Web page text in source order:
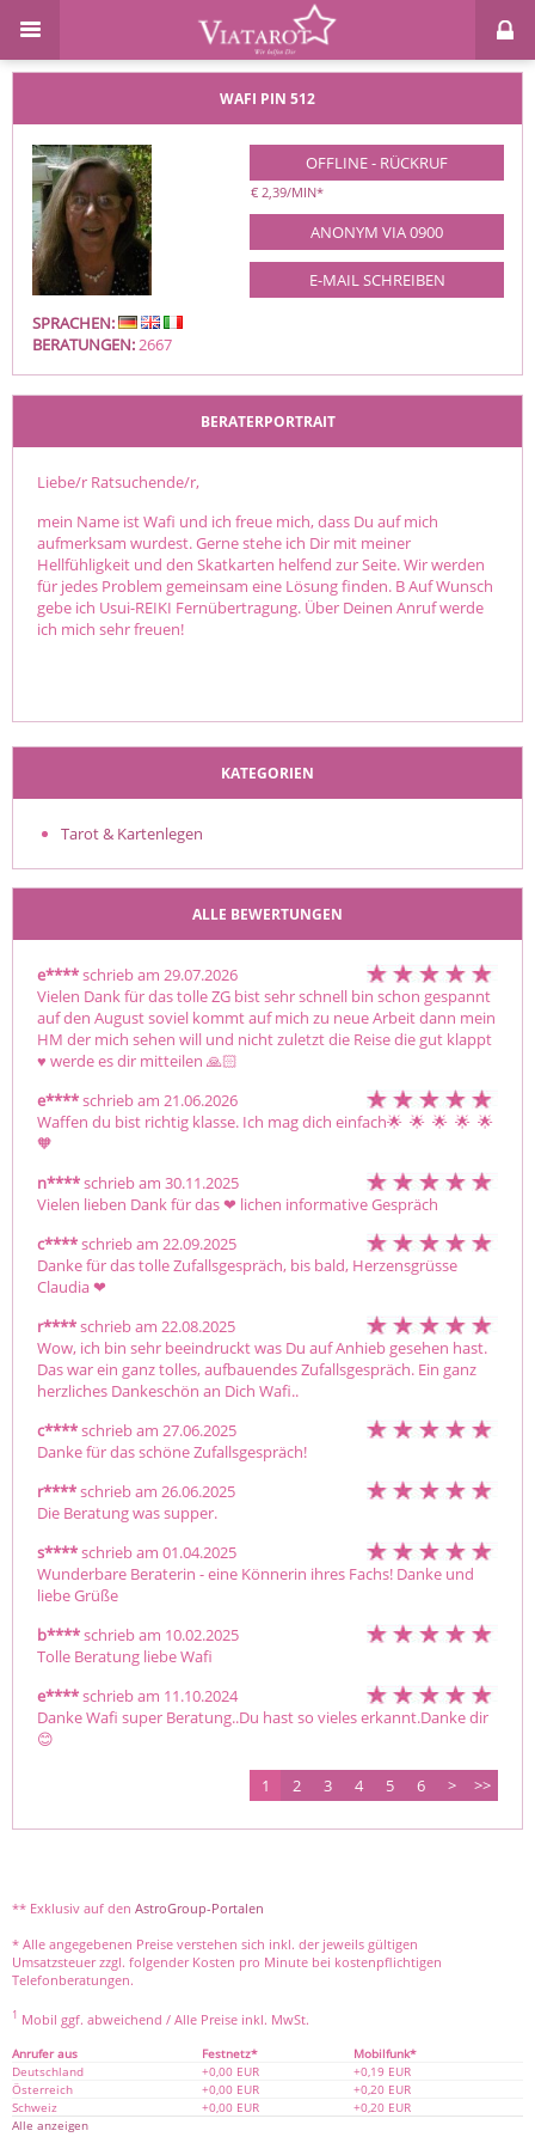
SPRACHEN:
BERATUNGEN: 2667
WAFI PIN 512
OFFLINE - RÜCKRUF
€ 2,39/MIN*
ANONYM VIA 0900
E-MAIL SCHREIBEN
BERATERPORTRAIT
Liebe/r Ratsuchende/r,
mein Name ist Wafi und ich freue mich, dass Du auf mich
aufmerksam wurdest. Gerne stehe ich Dir mit meiner
Hellfühligkeit und den Skatkarten helfend zur Seite. Wir werden
für jedes Problem gemeinsam eine Lösung finden. B Auf Wunsch
gebe ich Usui-REIKI Fernübertragung. Über Deinen Anruf werde
ich mich sehr freuen!
KATEGORIEN
Tarot & Kartenlegen
ALLE BEWERTUNGEN
e****schrieb am 29.07.2026
Vielen Dank für das tolle ZG bist sehr schnell bin schon gespannt
auf den August soviel kommt auf mich zu neue Arbeit dann mein
HM der mich sehen will und nicht zuletzt die Reise die gut klappt
♥️ werde es dir mitteilen 🙏🏻
e****schrieb am 21.06.2026
Waffen du bist richtig klasse. Ich mag dich einfach🌟  🌟  🌟  🌟  🌟
🧡
n****schrieb am 30.11.2025
Vielen lieben Dank für das ❤ ️lichen informative Gespräch
c****schrieb am 22.09.2025
Danke für das tolle Zufallsgespräch, bis bald, Herzensgrüsse
Claudia ❤ ️
r****schrieb am 22.08.2025
Wow, ich bin sehr beeindruckt was Du auf Anhieb gesehen hast.
Das war ein ganz tolles, aufbauendes Zufallsgespräch. Ein ganz
herzliches Dankeschön an Dich Wafi..
c****schrieb am 27.06.2025
Danke für das schöne Zufallsgespräch!
r****schrieb am 26.06.2025
Die Beratung was supper.
s****schrieb am 01.04.2025
Wunderbare Beraterin - eine Könnerin ihres Fachs! Danke und
liebe Grüße
b****schrieb am 10.02.2025
Tolle Beratung liebe Wafi
e****schrieb am 11.10.2024
Danke Wafi super Beratung..Du hast so vieles erkannt.Danke dir
😊
1 2 3 4 5 6 > >>
** Exklusiv auf den AstroGroup-Portalen
* Alle angegebenen Preise verstehen sich inkl. der jeweils gültigen
Umsatzsteuer zzgl. folgender Kosten pro Minute bei kostenpflichtigen
Telefonberatungen.
1 Mobil ggf. abweichend / Alle Preise inkl. MwSt.
Anrufer aus Festnetz*
Mobilfunk*
Deutschland
+0,00 EUR
+0,19 EUR
Österreich
+0,00 EUR
+0,20 EUR
Schweiz
+0,00 EUR
+0,20 EUR
Alle anzeigen